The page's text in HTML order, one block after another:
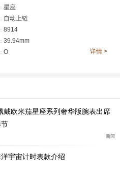
有多重切面，棱角鲜明。多
的玑镂工艺纹理，同样源自
值得说的是，Platinum-Gold
刻而成，尽显欧米茄的精湛
LOGO下方，印有Observat
耀的光彩。
星座
自动上链
8914
39.94mm
O 详情 >
戴欧米茄星座系列奢华版腕表出席
新闻
宇宙计时表款介绍